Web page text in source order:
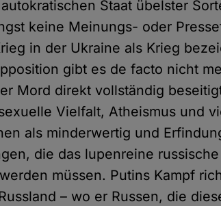
Staat übelster
keine Meinungs- oder
in der Ukraine als Krieg
gibt es de facto nicht
Mord direkt vollständig
Vielfalt, Atheismus und
als minderwertig und
die das lupenreine
müssen. Putins Kampf
– wo er Russen, die